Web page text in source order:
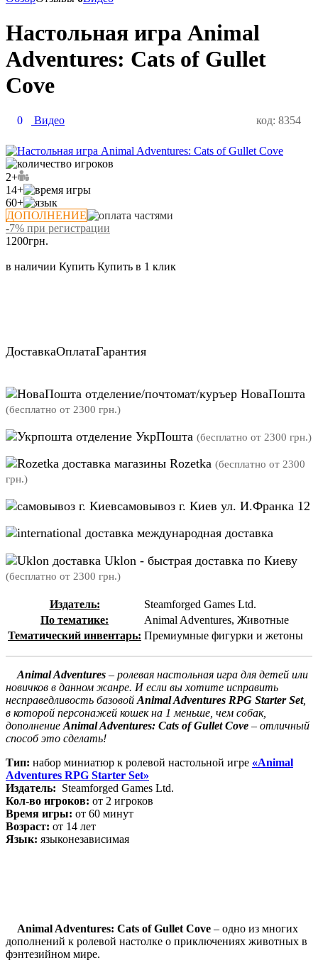
Настольная игра Animal
Adventures: Cats of Gullet
Cove
0 Видео код: 8354
2+
14+
60+
ДОПОЛНЕНИЕ
-7% при регистрации
1200грн.
в наличии Купить Купить в 1 клик
ДоставкаОплатаГарантия
отделение/почтомат/куръер НоваПошта
(бесплатно от 2300 грн.)
отделение УкрПошта (бесплатно от 2300 грн.)
магазины Rozetka (бесплатно от 2300
грн.)
самовывоз г. Киев ул. И.Франка 12
международная доставка
Uklon - быстрая доставка по Киеву
(бесплатно от 2300 грн.)
Издатель:
Steamforged Games Ltd.
По тематике:
Animal Adventures, Животные
Тематический инвентарь: Премиумные фигурки и жетоны
Animal Adventures – ролевая настольная игра для детей или
новичков в данном жанре. И если вы хотите исправить
несправедливость базовой Animal Adventures RPG Starter Set,
в которой персонажей кошек на 1 меньше, чем собак,
дополнение Animal Adventures: Cats of Gullet Cove – отличный
способ это сделать!
Тип: набор миниатюр к ролевой настольной игре «Animal
Adventures RPG Starter Set»
Издатель: Steamforged Games Ltd.
Кол-во игроков: от 2 игроков
Время игры: от 60 минут
Возраст: от 14 лет
Язык: языконезависимая
Animal Adventures: Cats of Gullet Cove – одно из многих
дополнений к ролевой настолке о приключениях животных в
фэнтезийном мире.